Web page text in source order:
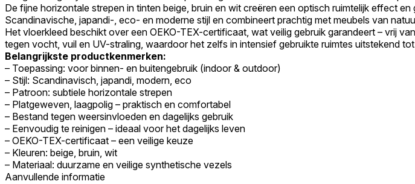
De fijne horizontale strepen in tinten beige, bruin en wit creëren een optisch ruimtelijk effect
Scandinavische, japandi-, eco- en moderne stijl en combineert prachtig met meubels van
Het vloerkleed beschikt over een OEKO-TEX-certificaat, wat veilig gebruik garandeert – vrij
tegen vocht, vuil en UV-straling, waardoor het zelfs in intensief gebruikte ruimtes uitstekend
Belangrijkste productkenmerken:
– Toepassing: voor binnen- en buitengebruik (indoor & outdoor)
– Stijl: Scandinavisch, japandi, modern, eco
– Patroon: subtiele horizontale strepen
– Platgeweven, laagpolig – praktisch en comfortabel
– Bestand tegen weersinvloeden en dagelijks gebruik
– Eenvoudig te reinigen – ideaal voor het dagelijks leven
– OEKO-TEX-certificaat – een veilige keuze
– Kleuren: beige, bruin, wit
– Materiaal: duurzame en veilige synthetische vezels
Aanvullende informatie